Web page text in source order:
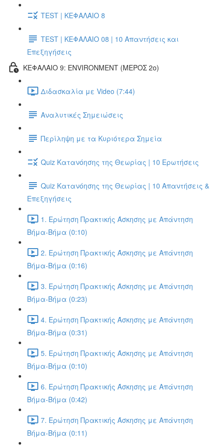
TEST | ΚΕΦΑΛΑΙΟ 8
TEST | ΚΕΦΑΛΑΙΟ 08 | 10 Απαντήσεις και
Επεξηγήσεις
ΚΕΦΑΛΑΙΟ 9: ENVIRONMENT (ΜΕΡΟΣ 2o)
Διδασκαλία με Video (7:44)
Αναλυτικές Σημειώσεις
Περίληψη με τα Κυριότερα Σημεία
Quiz Κατανόησης της Θεωρίας | 10 Ερωτήσεις
Quiz Κατανόησης της Θεωρίας | 10 Απαντήσεις &
Επεξηγήσεις
1. Ερώτηση Πρακτικής Άσκησης με Απάντηση
Βήμα-Βήμα (0:10)
2. Ερώτηση Πρακτικής Άσκησης με Απάντηση
Βήμα-Βήμα (0:16)
3. Ερώτηση Πρακτικής Άσκησης με Απάντηση
Βήμα-Βήμα (0:23)
4. Ερώτηση Πρακτικής Άσκησης με Απάντηση
Βήμα-Βήμα (0:31)
5. Ερώτηση Πρακτικής Άσκησης με Απάντηση
Βήμα-Βήμα (0:10)
6. Ερώτηση Πρακτικής Άσκησης με Απάντηση
Βήμα-Βήμα (0:42)
7. Ερώτηση Πρακτικής Άσκησης με Απάντηση
Βήμα-Βήμα (0:11)